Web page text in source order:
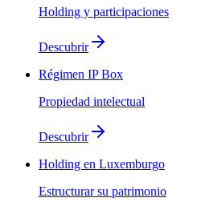
Holding y participaciones
Descubrir
Régimen IP Box
Propiedad intelectual
Descubrir
Holding en Luxemburgo
Estructurar su patrimonio